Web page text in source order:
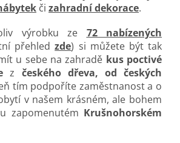
či zahradní dekorace.
výrobku ze 72 nabízených
přehledzde) si můžete být tak
u sebe na zahradě kus poctivé
z českého dřeva, od českých
tím podpoříte zaměstnanost a o
v našem krásném, ale bohem
zapomenutém Krušnohorském